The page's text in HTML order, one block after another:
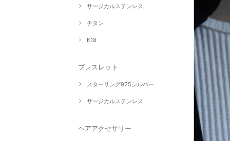
サージカルステンレス
チタン
K18
ブレスレット
スターリング925シルバー
サージカルステンレス
ヘアアクセサリー